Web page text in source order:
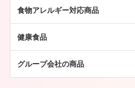
その他
チキン加工品
パン・ピザ
常温食品
冷凍食品
その他
鶏肉
食物アレルギー対応商品
健康食品
グループ会社の商品